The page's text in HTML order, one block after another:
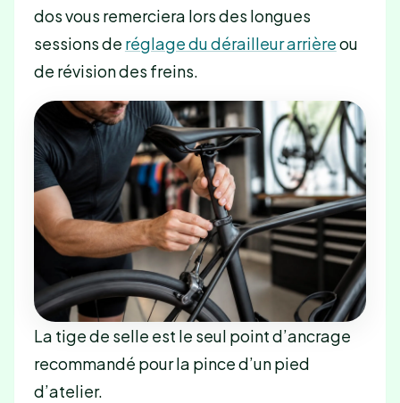
dos vous remerciera lors des longues
sessions de réglage du dérailleur arrièreou
de révision des freins.
La tige de selle est le seul point d’ancrage
recommandé pour la pince d’un pied
d’atelier.